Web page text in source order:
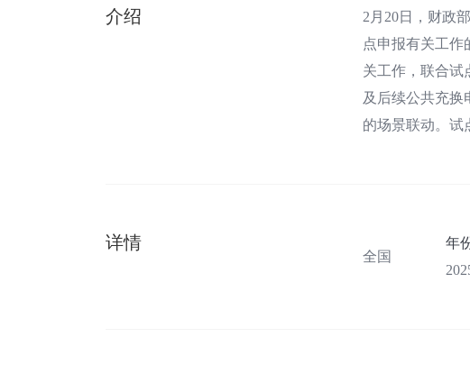
介绍
2月20日，财政
点申报有关工作
关工作，联合试
及后续公共充换
的场景联动。试
详情
全国
年